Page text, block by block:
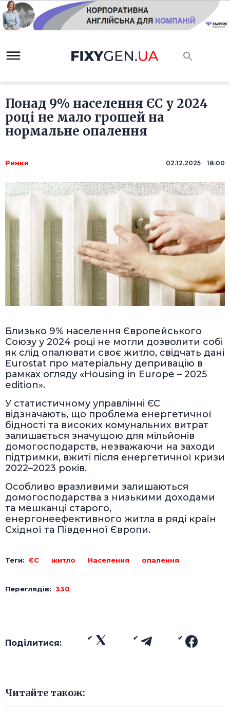
Понад 9% населення ЄС у 2024
році не мало грошей на
нормальне опалення
Ринки 02.12.2025 18:00
Близько 9% населення Європейського
Союзу у 2024 році не могли дозволити собі
як слід опалювати своє житло, свідчать дані
Eurostat про матеріальну депривацію в
рамках огляду «Housing in Europe – 2025
edition».
У статистичному управлінні ЄС
відзначають, що проблема енергетичної
бідності та високих комунальних витрат
залишається значущою для мільйонів
домогосподарств, незважаючи на заходи
підтримки, вжиті після енергетичної кризи
2022–2023 років.
Особливо вразливими залишаються
домогосподарства з низькими доходами
та мешканці старого,
енергонеефективного житла в ряді країн
Східної та Південної Європи.
Теги: ЄС житло Населення опалення
Переглядів: 330
Поділитися:
Читайте також: